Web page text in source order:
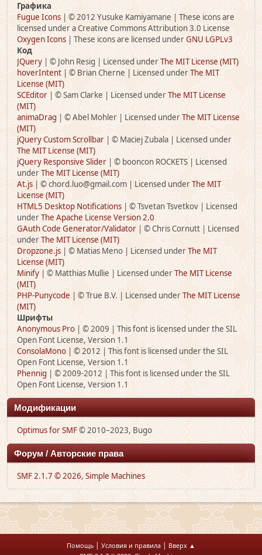
Графика
Fugue Icons | © 2012 Yusuke Kamiyamane | These icons are
licensed under a Creative Commons Attribution 3.0 License
Oxygen Icons | These icons are licensed underGNU LGPLv3
Код
JQuery | © John Resig | Licensed underThe MIT License (MIT)
hoverIntent | © Brian Cherne | Licensed underThe MIT
License (MIT)
SCEditor | © Sam Clarke | Licensed underThe MIT License
(MIT)
animaDrag | © Abel Mohler | Licensed underThe MIT License
(MIT)
jQuery Custom Scrollbar | © Maciej Zubala | Licensed under
The MIT License (MIT)
jQuery Responsive Slider | © booncon ROCKETS | Licensed
underThe MIT License (MIT)
At.js | © chord.luo@gmail.com | Licensed underThe MIT
License (MIT)
HTML5 Desktop Notifications | © Tsvetan Tsvetkov | Licensed
underThe Apache License Version 2.0
GAuth Code Generator/Validator | © Chris Cornutt | Licensed
underThe MIT License (MIT)
Dropzone.js | © Matias Meno | Licensed underThe MIT
License (MIT)
Minify | © Matthias Mullie | Licensed underThe MIT License
(MIT)
PHP-Punycode | © True B.V. | Licensed underThe MIT License
(MIT)
Шрифты
Anonymous Pro | © 2009 | This font is licensed under the SIL
Open Font License, Version 1.1
ConsolaMono | © 2012 | This font is licensed under the SIL
Open Font License, Version 1.1
Phennig | © 2009-2012 | This font is licensed under the SIL
Open Font License, Version 1.1
Модификации
Optimus for SMF© 2010–2023, Bugo
Форум / Авторские права
SMF 2.1.7 © 2026, Simple Machines
Помощь | Условия и правила | Вверх ▲